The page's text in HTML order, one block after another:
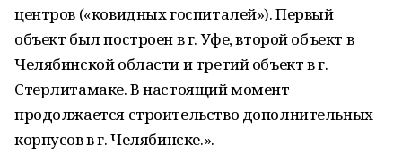
центров («ковидных госпиталей»). Первый
объект был построен в г. Уфе, второй объект в
Челябинской области и третий объект в г.
Стерлитамаке. В настоящий момент
продолжается строительство дополнительных
корпусов в г. Челябинске.».